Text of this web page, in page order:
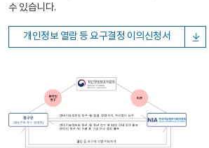
수 있습니다.
개인정보 열람 등 요구결정 이의신청서